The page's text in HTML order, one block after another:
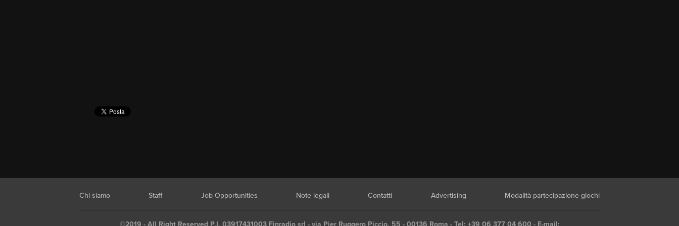
Chi siamo Staff Job Opportunities Note legali Contatti Advertising Modalità partecipazione giochi
©2019 - All Right Reserved P.I. 03917431003 Finradio srl - via Pier Ruggero Piccio, 55 - 00136 Roma - Tel: +39 06 377 04 600 - E-mail: